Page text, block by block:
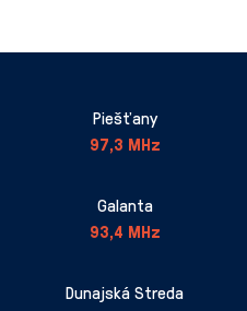
Piešťany
97,3 MHz
Galanta
93,4 MHz
Dunajská Streda